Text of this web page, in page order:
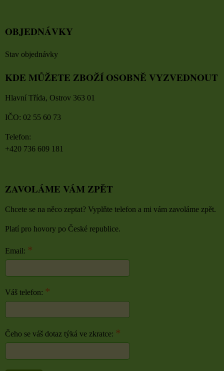
OBJEDNÁVKY
Stav objednávky
KDE MŮŽETE ZBOŽÍ OSOBNĚ VYZVEDNOUT
Hlavní Třída, Ostrov 363 01
IČO: 02 55 60 73
Telefon:
+420 736 609 181
ZAVOLÁME VÁM ZPĚT
Chcete se na něco zeptat? Vyplňte telefon a mi vám zavoláme zpět.
Platí pro hovory po České republice.
Email: *
Váš telefon: *
Čeho se váš dotaz týká ve zkratce: *